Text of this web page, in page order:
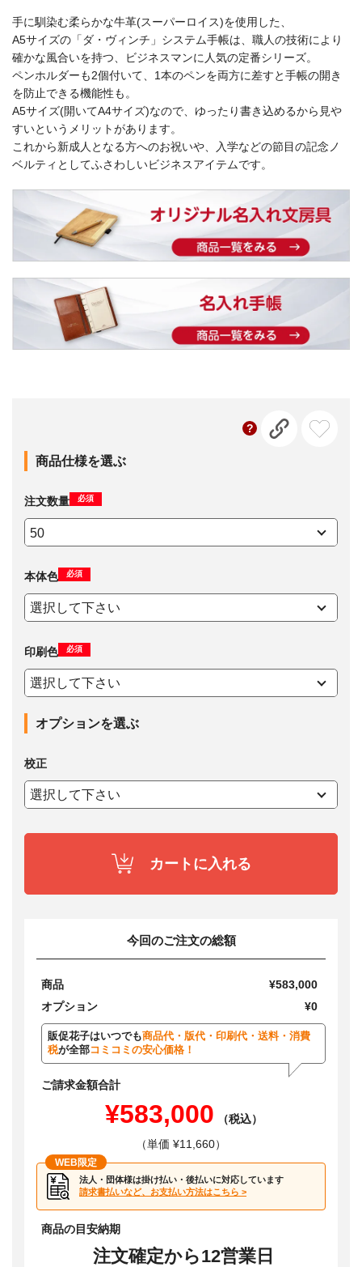
手に馴染む柔らかな牛革(スーパーロイス)を使用した、
A5サイズの「ダ・ヴィンチ」システム手帳は、職人の技術により
確かな風合いを持つ、ビジネスマンに人気の定番シリーズ。
ペンホルダーも2個付いて、1本のペンを両方に差すと手帳の開き
を防止できる機能性も。
A5サイズ(開いてA4サイズ)なので、ゆったり書き込めるから見や
すいというメリットがあります。
これから新成人となる方へのお祝いや、入学などの節目の記念ノ
ベルティとしてふさわしいビジネスアイテムです。
商品仕様を選ぶ
注文数量 必須
本体色 必須
印刷色 必須
オプションを選ぶ
校正
カートに入れる
今回のご注文の総額
商品
¥583,000
オプション
¥0
販促花子はいつでも商品代・版代・印刷代・送料・消費
税が全部コミコミの安心価格！
ご請求金額合計
¥583,000
（税込）
（単価 ¥11,660）
WEB限定
法人・団体様は掛け払い・後払いに対応しています
請求書払いなど、お支払い方法はこちら >
商品の目安納期
注文確定から12営業日